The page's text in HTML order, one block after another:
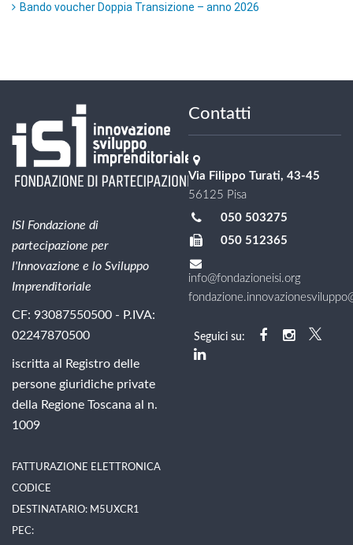
Bando voucher Doppia Transizione – anno 2026
ISI Fondazione di
partecipazione per
l'Innovazione e lo Sviluppo
Imprenditoriale
CF: 93087550500 - P.IVA:
02247870500
iscritta al Registro delle
persone giuridiche private
della Regione Toscana al n.
1009
FATTURAZIONE ELETTRONICA
CODICE
DESTINATARIO: M5UXCR1
PEC:
Contatti
Via Filippo Turati, 43-45
56125 Pisa
050 503275
050 512365
info@fondazioneisi.org
Seguici su: